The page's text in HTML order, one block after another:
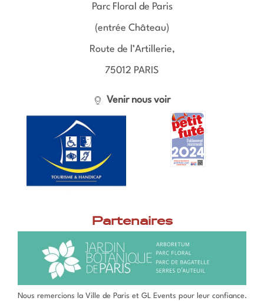
Parc Floral de Paris
(entrée Château)
Route de l’Artillerie,
75012 PARIS
Venir nous voir
Partenaires
Nous remercions la Ville de Paris et GL Events pour leur confiance.